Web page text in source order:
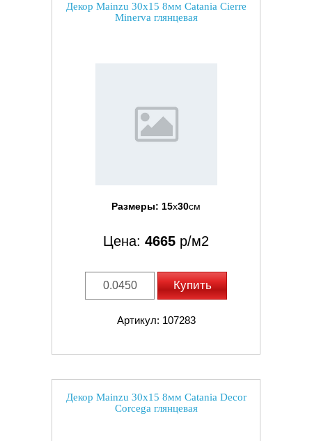
Декор Mainzu 30x15 8мм Catania Cierre
Minerva глянцевая
Размеры: 15x30см
Цена: 4665 р/м2
Купить
Артикул: 107283
Декор Mainzu 30x15 8мм Catania Decor
Corcega глянцевая